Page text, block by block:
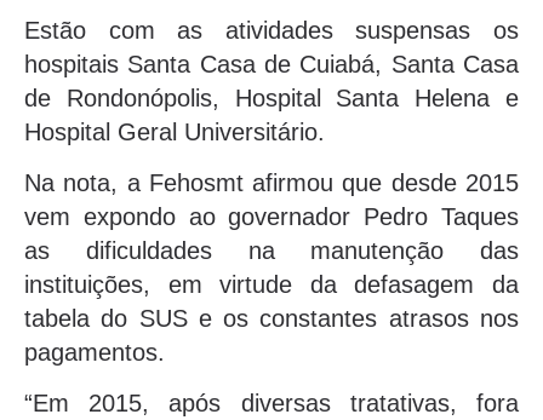
Estão com as atividades suspensas os
hospitais Santa Casa de Cuiabá, Santa Casa
de Rondonópolis, Hospital Santa Helena e
Hospital Geral Universitário.
Na nota, a Fehosmt afirmou que desde 2015
vem expondo ao governador Pedro Taques
as dificuldades na manutenção das
instituições, em virtude da defasagem da
tabela do SUS e os constantes atrasos nos
pagamentos.
“Em 2015, após diversas tratativas, fora